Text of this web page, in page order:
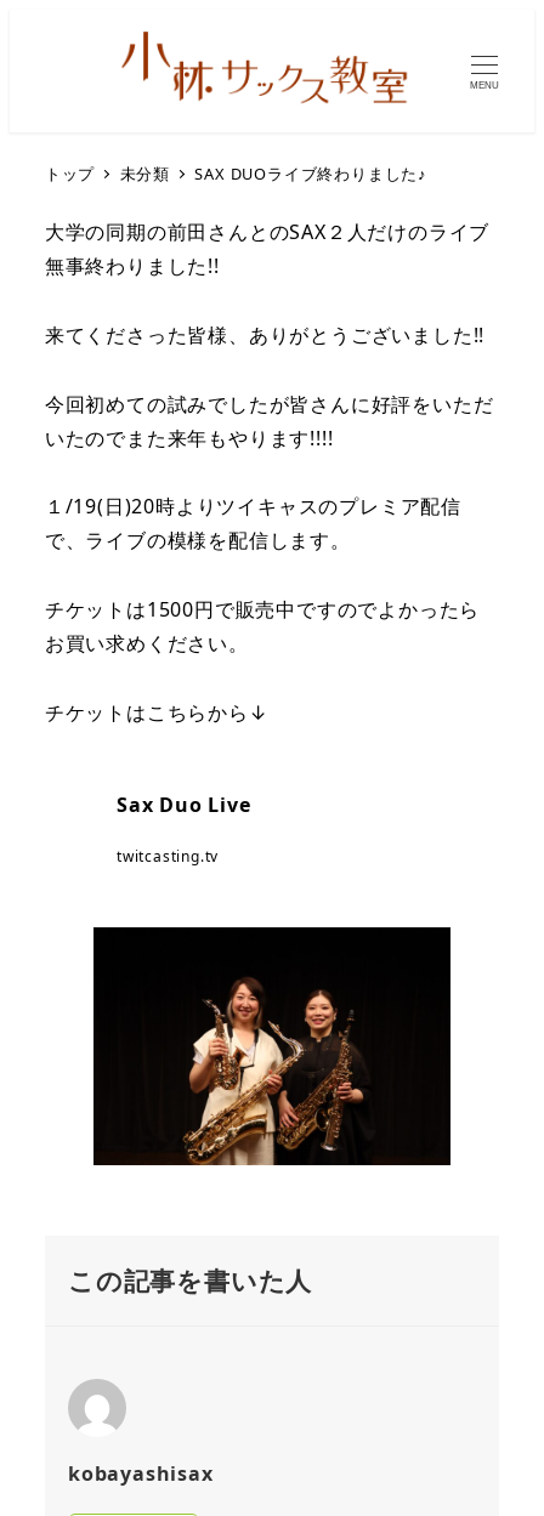
MENU
トップ 未分類 SAX DUOライブ終わりました♪
大学の同期の前田さんとのSAX２人だけのライブ
無事終わりました!!
来てくださった皆様、ありがとうございました!!
今回初めての試みでしたが皆さんに好評をいただ
いたのでまた来年もやります!!!!
１/19(日)20時よりツイキャスのプレミア配信
で、ライブの模様を配信します。
チケットは1500円で販売中ですのでよかったら
お買い求めください。
チケットはこちらから↓
Sax Duo Live
twitcasting.tv
この記事を書いた人
kobayashisax